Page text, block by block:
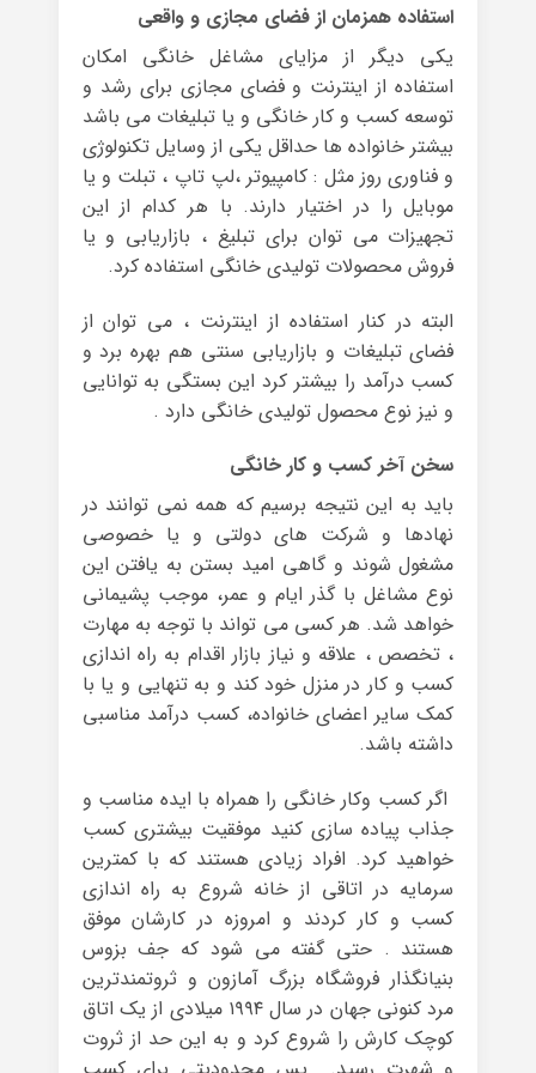
استفاده همزمان از فضای مجازی و واقعی
یکی دیگر از مزایای مشاغل خانگی امکان
استفاده از اینترنت و فضای مجازی برای رشد و
توسعه کسب و کار خانگی و یا تبلیغات می باشد
بیشتر خانواده ها حداقل یکی از وسایل تکنولوژی
و فناوری روز مثل : کامپیوتر ،لپ تاپ ، تبلت و یا
موبایل را در اختیار دارند. با هر کدام از این
تجهیزات می توان برای تبلیغ ، بازاریابی و یا
فروش محصولات تولیدی خانگی استفاده کرد.
البته در کنار استفاده از اینترنت ، می توان از
فضای تبلیغات و بازاریابی سنتی هم بهره برد و
کسب درآمد را بیشتر کرد این بستگی به توانایی
و نیز نوع محصول تولیدی خانگی دارد .
سخن آخر کسب و کار خانگی
باید به این نتیجه برسیم که همه نمی توانند در
نهادها و شرکت های دولتی و یا خصوصی
مشغول شوند و گاهی امید بستن به یافتن این
نوع مشاغل با گذر ایام و عمر، موجب پشیمانی
خواهد شد. هر کسی می تواند با توجه به مهارت
، تخصص ، علاقه و نیاز بازار اقدام به راه اندازی
کسب و کار در منزل خود کند و به تنهایی و یا با
کمک سایر اعضای خانواده، کسب درآمد مناسبی
داشته باشد.
اگر کسب وکار خانگی را همراه با ایده مناسب و
جذاب پیاده سازی کنید موفقیت بیشتری کسب
خواهید کرد. افراد زیادی هستند که با کمترین
سرمایه در اتاقی از خانه شروع به راه اندازی
کسب و کار کردند و امروزه در کارشان موفق
هستند . حتی گفته می شود که جف بزوس
بنیانگذار فروشگاه بزرگ آمازون و ثروتمندترین
مرد کنونی جهان در سال ۱۹۹۴ میلادی از یک اتاق
کوچک کارش را شروع کرد و به این حد از ثروت